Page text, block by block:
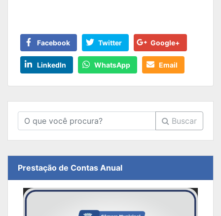
Facebook Twitter Google+
LinkedIn WhatsApp Email
Buscar
Prestação de Contas Anual